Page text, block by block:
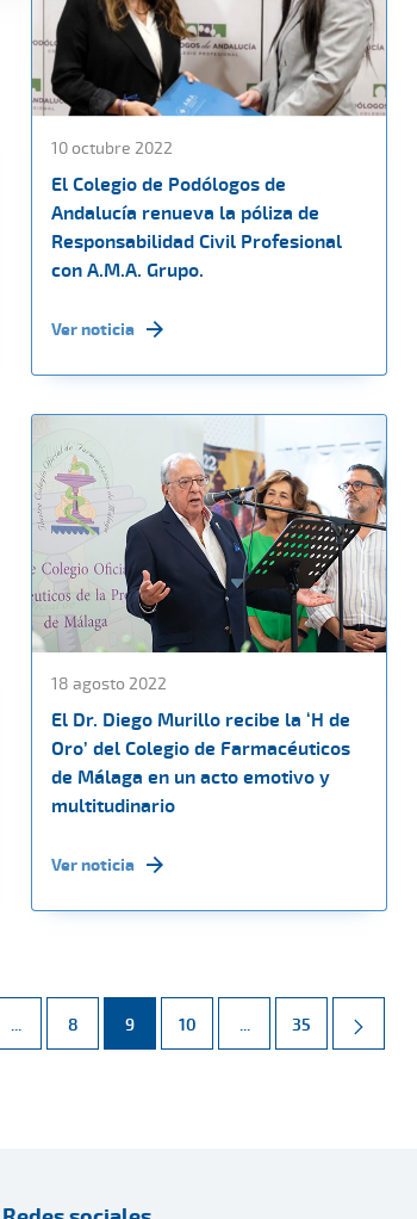
10 octubre 2022
El Colegio de Podólogos de
Andalucía renueva la póliza de
Responsabilidad Civil Profesional
con A.M.A. Grupo.
Ver noticia
18 agosto 2022
El Dr. Diego Murillo recibe la ‘H de
Oro’ del Colegio de Farmacéuticos
de Málaga en un acto emotivo y
multitudinario
Ver noticia
... Páginas intermedias Use TAB para desplazarse.
Página
8 Página
9 Página
10 ... Páginas intermedias
Página
35